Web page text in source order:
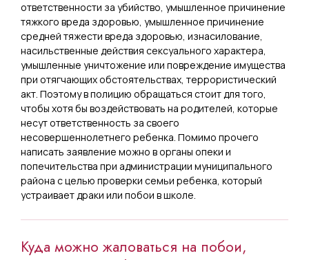
ответственности за убийство, умышленное причинение
тяжкого вреда здоровью, умышленное причинение
средней тяжести вреда здоровью, изнасилование,
насильственные действия сексуального характера,
умышленные уничтожение или повреждение имущества
при отягчающих обстоятельствах, террористический
акт. Поэтому в полицию обращаться стоит для того,
чтобы хотя бы воздействовать на родителей, которые
несут ответственность за своего
несовершеннолетнего ребенка. Помимо прочего
написать заявление можно в органы опеки и
попечительства при администрации муниципального
района с целью проверки семьи ребенка, который
устраивает драки или побои в школе.
Куда можно жаловаться на побои,